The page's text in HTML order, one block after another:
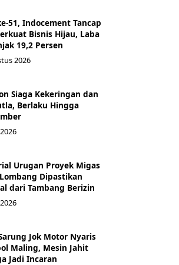
51, Indocement Tancap
Bisnis Hijau, Laba
19,2 Persen
2026
Siaga Kekeringan dan
Berlaku Hingga
Urugan Proyek Migas
Dipastikan
dari Tambang Berizin
Jok Motor Nyaris
Maling, Mesin Jahit
Jadi Incaran